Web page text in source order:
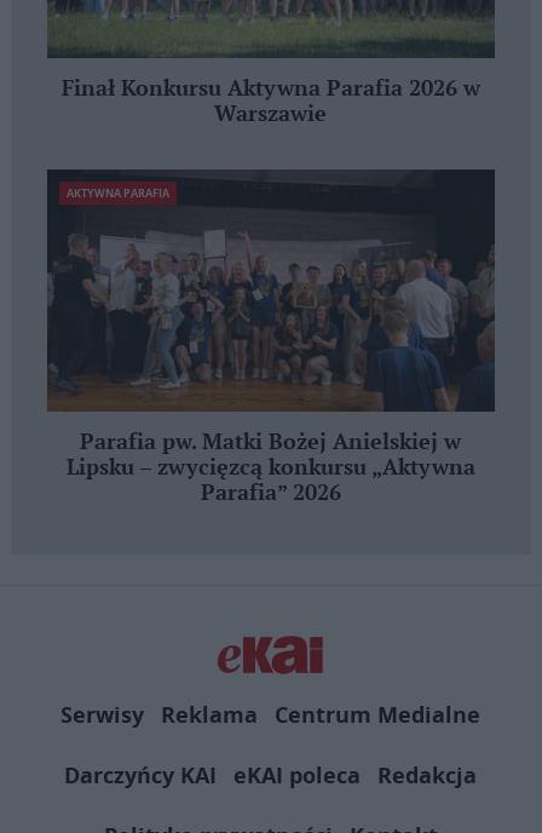
Finał Konkursu Aktywna Parafia 2026 w
Warszawie
AKTYWNA PARAFIA
Parafia pw. Matki Bożej Anielskiej w
Lipsku – zwycięzcą konkursu „Aktywna
Parafia” 2026
Serwisy Reklama
Centrum Medialne
Darczyńcy KAI
eKAI poleca
Redakcja